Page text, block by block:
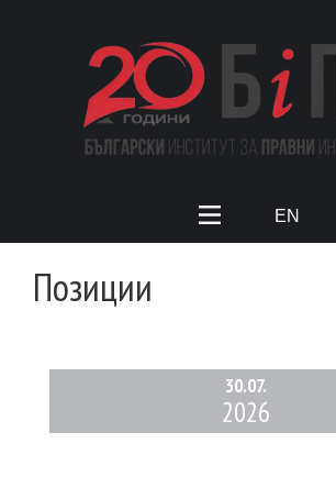
EN
Позиции
30.07.
2026